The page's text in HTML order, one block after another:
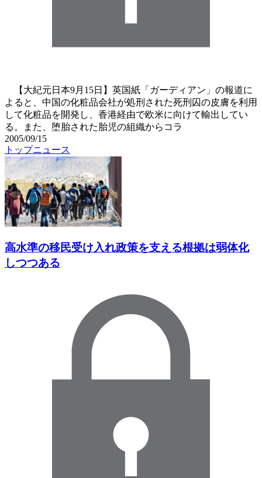
【大紀元日本9月15日】英国紙「ガーディアン」の報道に
よると、中国の化粧品会社が処刑された死刑囚の皮膚を利用
して化粧品を開発し、香港経由で欧米に向けて輸出してい
る。また、堕胎された胎児の組織からコラ
2005/09/15
トップニュース
高水準の移民受け入れ政策を支える根拠は弱体化
しつつある